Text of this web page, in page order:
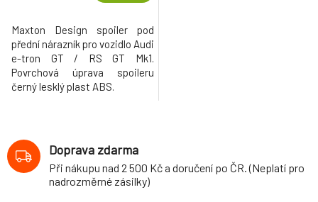
Maxton Design spoiler pod
přední nárazník pro vozidlo Audi
e-tron GT / RS GT Mk1.
Povrchová úprava spoileru
černý lesklý plast ABS.
Doprava zdarma
Při nákupu nad 2 500 Kč a doručení po ČR. (Neplatí pro
nadrozměrné zásilky)